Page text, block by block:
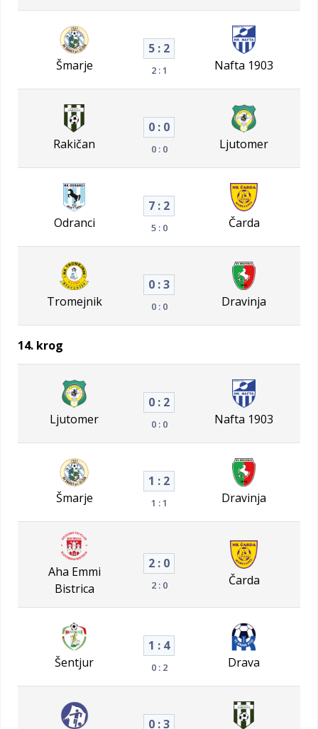
Šmarje
5 : 2
2 : 1 Nafta 1903
Rakičan
0 : 0
0 : 0 Ljutomer
Odranci
7 : 2
5 : 0 Čarda
Tromejnik
0 : 3
0 : 0 Dravinja
14. krog
Ljutomer
0 : 2
0 : 0 Nafta 1903
Šmarje
1 : 2
1 : 1 Dravinja
Aha Emmi
Bistrica
2 : 0
2 : 0 Čarda
Šentjur
1 : 4
0 : 2 Drava
0 : 3